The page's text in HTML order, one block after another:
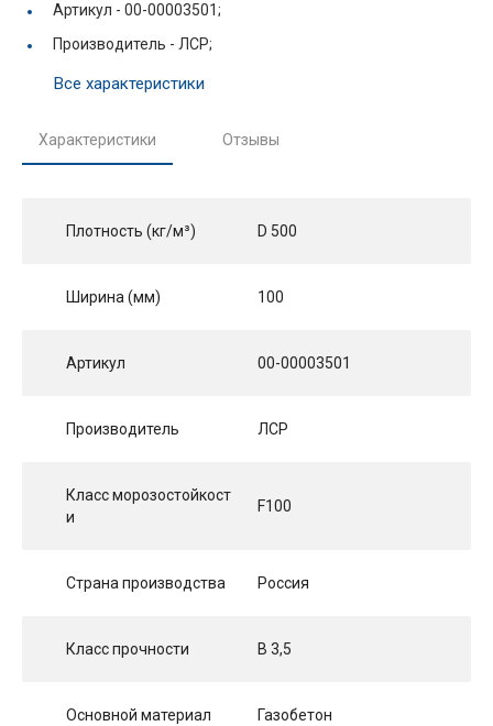
Артикул - 00-00003501;
Производитель - ЛСР;
Все характеристики
Характеристики Отзывы
Плотность (кг/м³) D 500
Ширина (мм) 100
Артикул 00-00003501
Производитель ЛСР
Класс морозостойкост
и
F100
Страна производства Россия
Класс прочности B 3,5
Основной материал Газобетон